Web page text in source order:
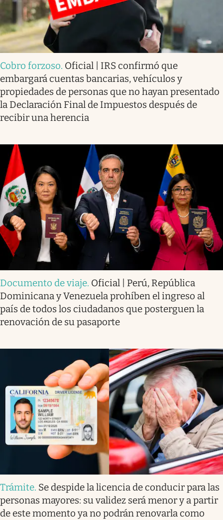
Cobro forzoso. Oficial | IRS confirmó que
embargará cuentas bancarias, vehículos y
propiedades de personas que no hayan presentado
la Declaración Final de Impuestos después de
recibir una herencia
Documento de viaje. Oficial | Perú, República
Dominicana y Venezuela prohíben el ingreso al
país de todos los ciudadanos que posterguen la
renovación de su pasaporte
Trámite. Se despide la licencia de conducir para las
personas mayores: su validez será menor y a partir
de este momento ya no podrán renovarla como